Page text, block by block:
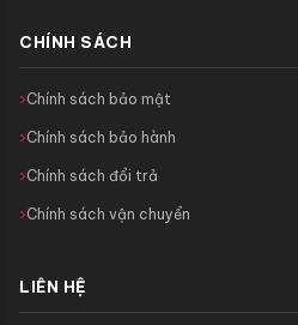
CHÍNH SÁCH
Chính sách bảo mật
Chính sách bảo hành
Chính sách đổi trả
Chính sách vận chuyển
LIÊN HỆ